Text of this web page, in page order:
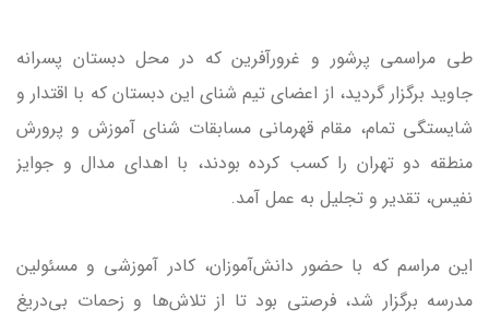
طی مراسمی پرشور و غرورآفرین که در محل دبستان پسرانه
جاوید برگزار گردید، از اعضای تیم شنای این دبستان که با اقتدار و
شایستگی تمام، مقام قهرمانی مسابقات شنای آموزش و پرورش
منطقه دو تهران را کسب کرده بودند، با اهدای مدال و جوایز
نفیس، تقدیر و تجلیل به عمل آمد.
این مراسم که با حضور دانش‌آموزان، کادر آموزشی و مسئولین
مدرسه برگزار شد، فرصتی بود تا از تلاش‌ها و زحمات بی‌دریغ